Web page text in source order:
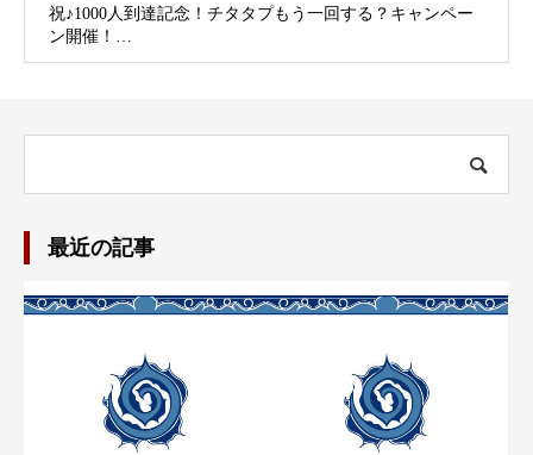
祝♪1000人到達記念！チタタプもう一回する？キャンペー
ン開催！…
最近の記事